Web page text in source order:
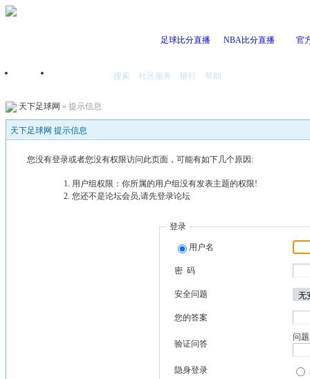
足球比分直播 NBA比分直播 官
首页 搜索 社区服务 银行 帮助
天下足球网 » 提示信息
天下足球网 提示信息
您没有登录或者您没有权限访问此页面，可能有如下几个原因:
用户组权限：你所属的用户组没有发表主题的权限!
您还不是论坛会员,请先登录论坛
登录
用户名
密 码
安全问题
您的答案
验证问答
问
隐身登录